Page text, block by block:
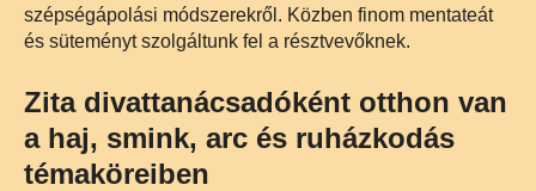
szépségápolási módszerekről. Közben finom mentateát
és süteményt szolgáltunk fel a résztvevőknek.
Zita divattanácsadóként otthon van
a haj, smink, arc és ruházkodás
témaköreiben